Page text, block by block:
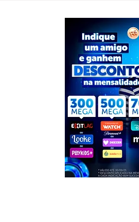
dois feridos em Água Branca